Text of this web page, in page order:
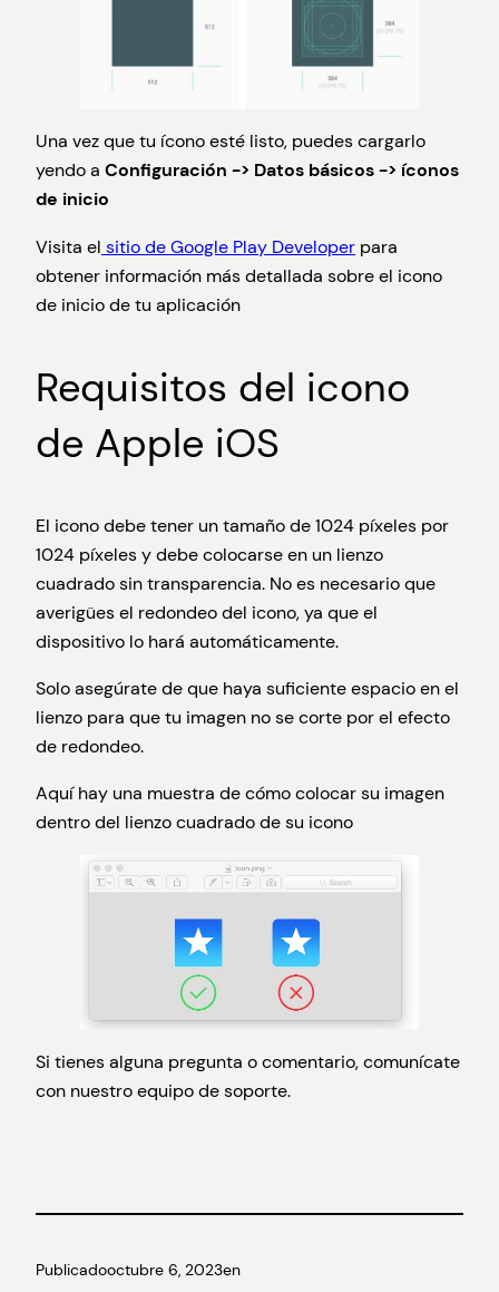
Una vez que tu ícono esté listo, puedes cargarlo
yendo a Configuración -> Datos básicos -> íconos
de inicio
Visita el sitio de Google Play Developer para
obtener información más detallada sobre el icono
de inicio de tu aplicación
Requisitos del icono
de Apple iOS
El icono debe tener un tamaño de 1024 píxeles por
1024 píxeles y debe colocarse en un lienzo
cuadrado sin transparencia. No es necesario que
averigües el redondeo del icono, ya que el
dispositivo lo hará automáticamente.
Solo asegúrate de que haya suficiente espacio en el
lienzo para que tu imagen no se corte por el efecto
de redondeo.
Aquí hay una muestra de cómo colocar su imagen
dentro del lienzo cuadrado de su icono
Si tienes alguna pregunta o comentario, comunícate
con nuestro equipo de soporte.
Publicadooctubre 6, 2023en